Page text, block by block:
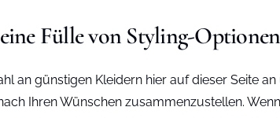
Fülle von Styling-Optionen
an günstigen Kleidern hier auf dieser Seite
Ihren Wünschen zusammenzustellen.